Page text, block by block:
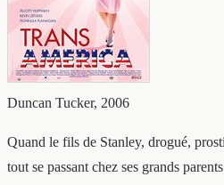
Duncan Tucker, 2006
Quand le fils de Stanley, drogué,
tout se passant chez ses grands